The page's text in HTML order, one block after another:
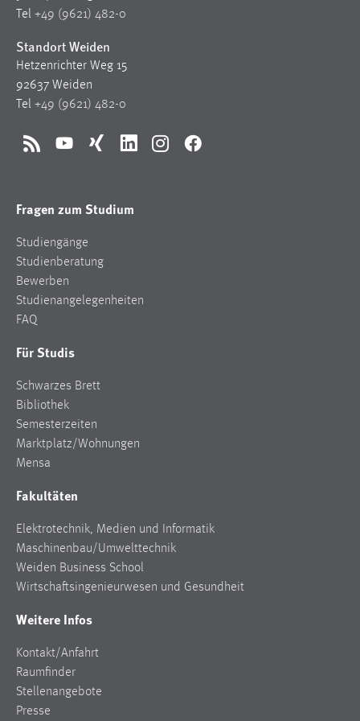
Tel +49 (9621) 482-0
Standort Weiden
Hetzenrichter Weg 15
92637 Weiden
Tel +49 (9621) 482-0
RSS YouTubeXing LinkedInInstagramFacebook
Fragen zum Studium
Studiengänge
Studienberatung
Bewerben
Studienangelegenheiten
FAQ
Für Studis
Schwarzes Brett
Bibliothek
Semesterzeiten
Marktplatz/Wohnungen
Mensa
Fakultäten
Elektrotechnik, Medien und Informatik
Maschinenbau/Umwelttechnik
Weiden Business School
Wirtschaftsingenieurwesen und Gesundheit
Weitere Infos
Kontakt/Anfahrt
Raumfinder
Stellenangebote
Presse
1 Jahr
Performance
Name:
staticfilecache
Zweck:
Name:
site-language-preference
Zweck:
Cookie Laufzeit:
Chat
Name:
Wird benötigt um die Chatfunktion nutzen zu können.
Cookie Laufzeit:
MibewSessionID, mibew-chat-frame-style-
5e9dbeb1811c0446 = Sitzungslaufzeit, mibew_locale = 3
Login
Name: